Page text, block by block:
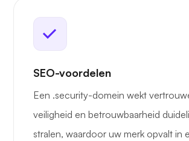
SEO-voordelen
Een .security-domein wekt
veiligheid en betrouwbaarheid
stralen, waardoor uw merk opvalt in